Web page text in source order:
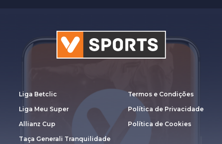
Liga Betclic
Liga Meu Super
Allianz Cup
Taça Generali Tranquilidade
Termos e Condições
Política de Privacidade
Política de Cookies